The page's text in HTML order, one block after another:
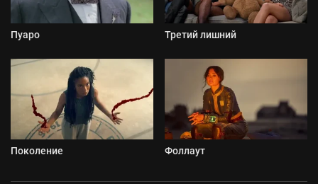
Пуаро Третий лишний
Поколение Фоллаут